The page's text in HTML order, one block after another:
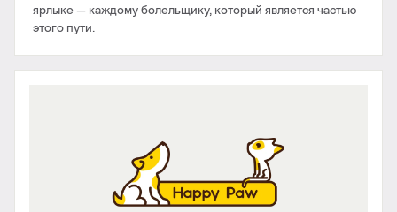
ярлыке — каждому болельщику, который является частью
этого пути.